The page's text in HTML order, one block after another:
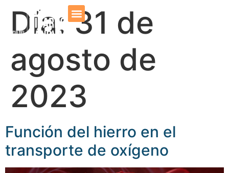
Día:31 de
agosto de
2023
Función del hierro en el
transporte de oxígeno